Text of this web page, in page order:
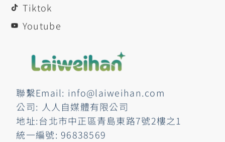
聯繫Email: info@laiweihan.com
公司: 人人自媒體有限公司
地址:台北市中正區青島東路7號2樓之1
統一編號: 96838569
Tiktok
Youtube